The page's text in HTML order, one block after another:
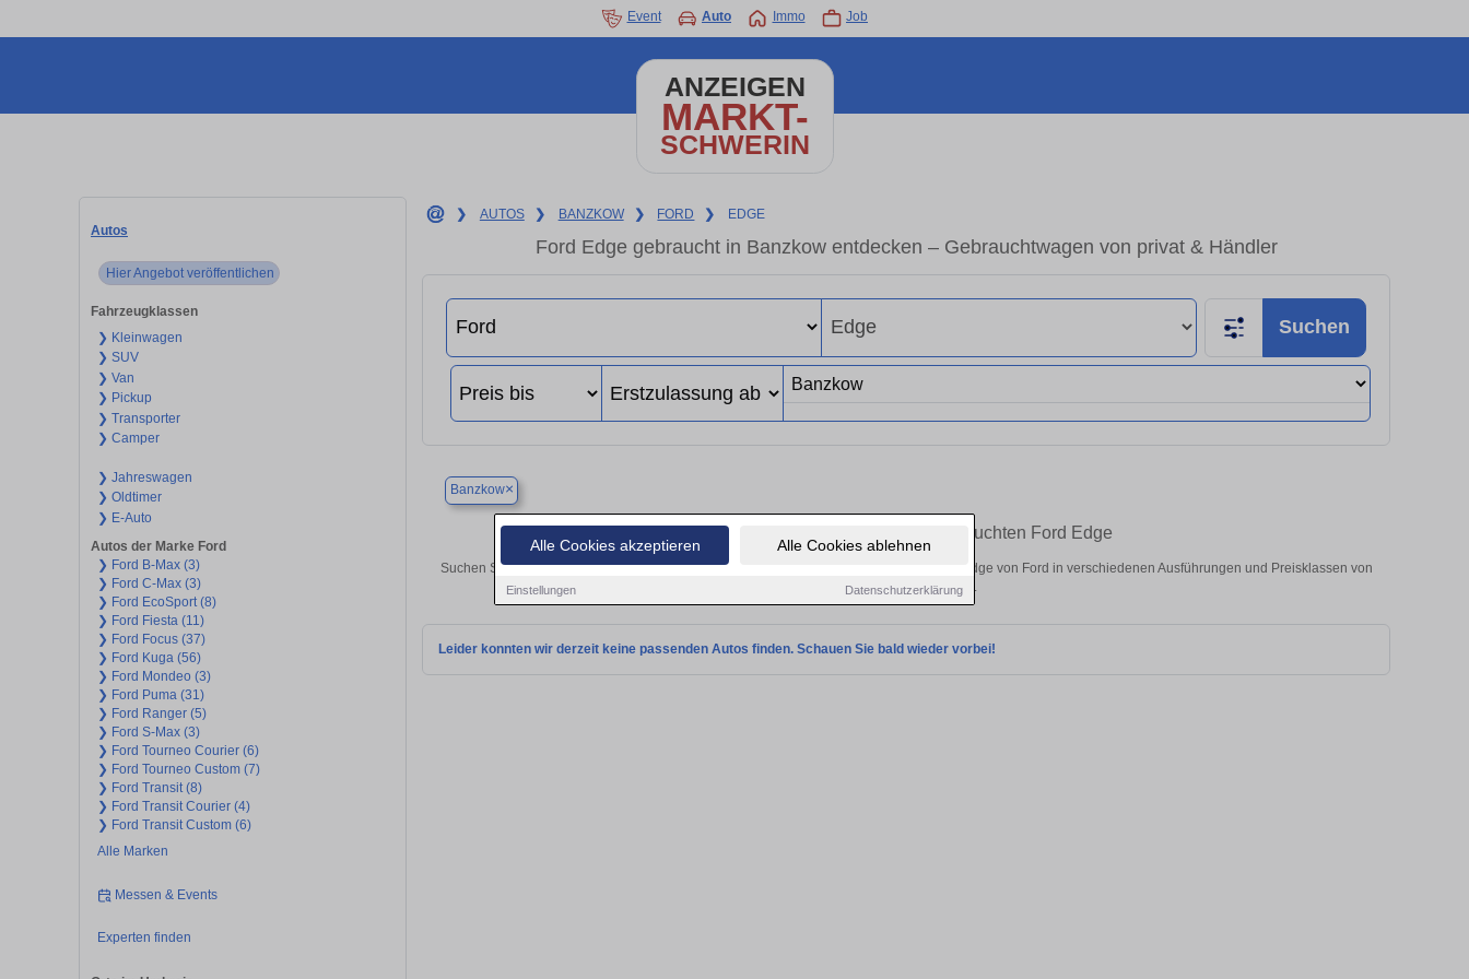
Alle Cookies akzeptieren Alle Cookies ablehnen
Einstellungen Datenschutzerklärung
Event Auto Immo Job
ANZEIGEN
MARKT-
SCHWERIN
Autos
Hier Angebot veröffentlichen
Fahrzeugklassen
❯ Kleinwagen
❯ SUV
❯ Van
❯ Pickup
❯ Transporter
❯ Camper
❯ Jahreswagen
❯ Oldtimer
❯ E-Auto
Autos der Marke Ford
❯ Ford B-Max (3)
❯ Ford C-Max (3)
❯ Ford EcoSport (8)
❯ Ford Fiesta (11)
❯ Ford Focus (37)
❯ Ford Kuga (56)
❯ Ford Mondeo (3)
❯ Ford Puma (31)
❯ Ford Ranger (5)
❯ Ford S-Max (3)
❯ Ford Tourneo Courier (6)
❯ Ford Tourneo Custom (7)
❯ Ford Transit (8)
❯ Ford Transit Courier (4)
❯ Ford Transit Custom (6)
Alle Marken
Messen & Events
Experten finden
❯ AUTOS ❯ BANZKOW ❯ FORD ❯ EDGE
Ford Edge gebraucht in Banzkow entdecken – Gebrauchtwagen von privat & Händler
Suchen
Banzkow×
Finden Sie in Banzkow Ihren gebrauchten Ford Edge
Suchen Sie in Banzkow einen Ford Edge Gebrauchtwagen? Entdecken Sie gebrauchte Edge von Ford in verschiedenen Ausführungen und Preisklassen von
privat und vom Händler.
Leider konnten wir derzeit keine passenden Autos finden. Schauen Sie bald wieder vorbei!